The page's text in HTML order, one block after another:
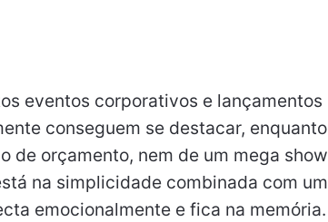
eventos corporativos e lançamentos
conseguem se destacar, enquanto
de orçamento, nem de um mega show
na simplicidade combinada com um
emocionalmente e fica na memória.